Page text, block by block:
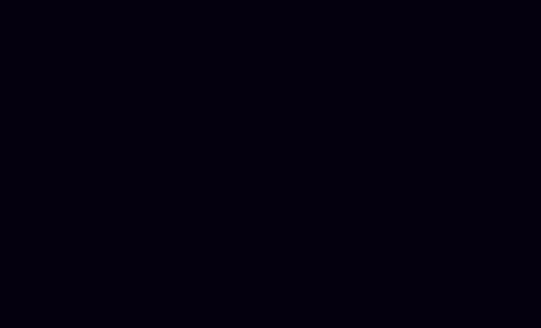
по телефону или в форме бронирования,